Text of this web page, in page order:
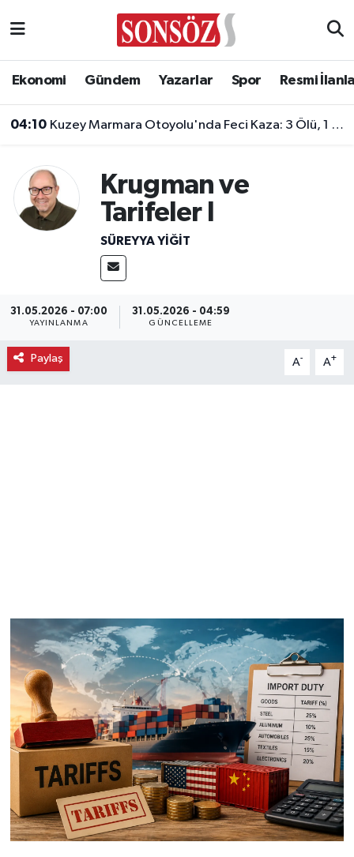
Ekonomi Gündem Yazarlar Spor Resmi
04:10 Kuzey Marmara Otoyolu'nda Feci Kaza: 3 Ölü, 1 Yaralı!
Krugman ve
Tarifeler I
SÜREYYA YIĞIT
31.05.2026 - 07:00
YAYINLANMA
31.05.2026 - 04:59
GÜNCELLEME
Paylaş A- A+
Asayiş
Biyografi
Çevre
İlçe Haberleri
Keşfet
Kültür & Sanat
Magazin
Resmi İlanlar
Sağlık
Ankara Nöbetçi Eczaneler
Ankara Trafik Yoğunluk Haritası
Süper Lig Puan Durumu ve Fikstür
Tüm Manşetler